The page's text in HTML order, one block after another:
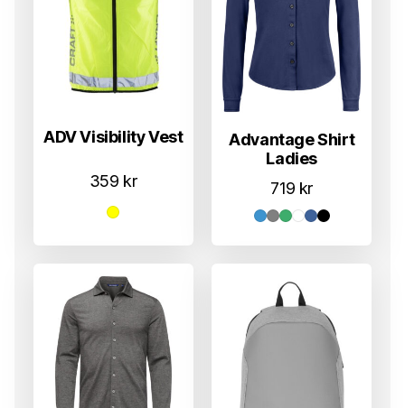
ADV Visibility Vest
359 kr
Advantage Shirt
Ladies
719 kr